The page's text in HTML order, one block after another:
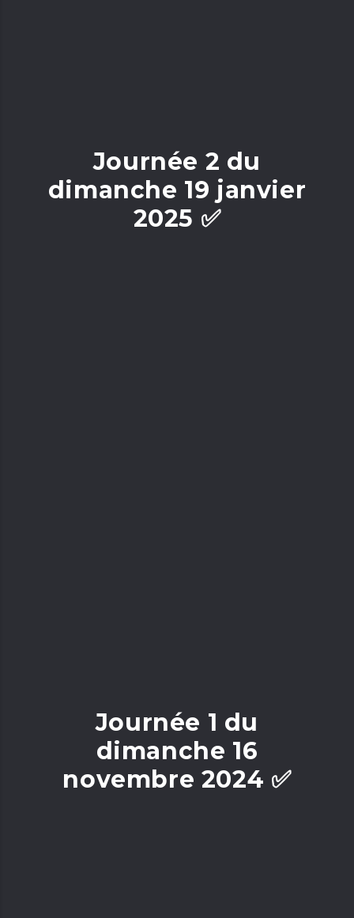
Journée 2 du
dimanche 19 janvier
2025 ✅
Journée 1 du
dimanche 16
novembre 2024 ✅